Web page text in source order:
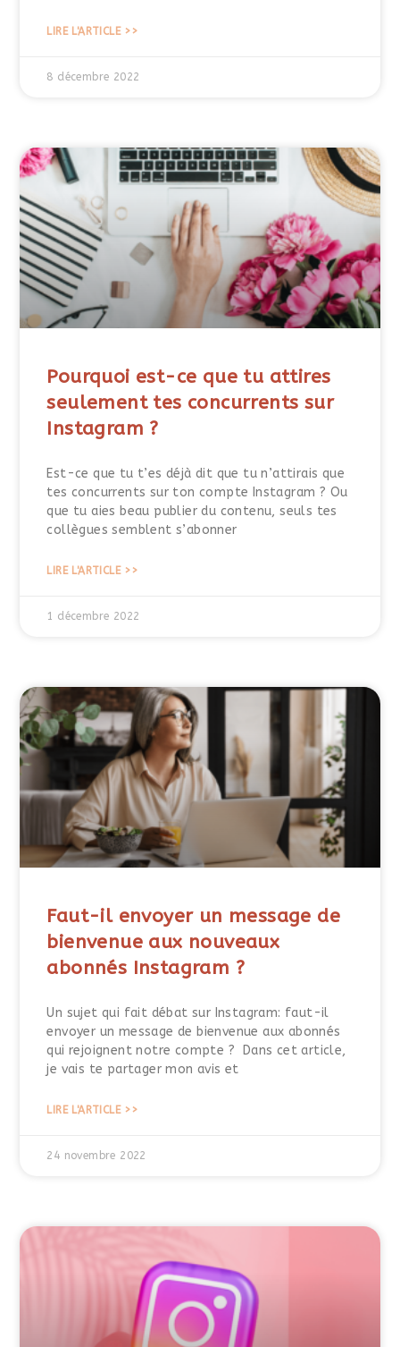
LIRE L'ARTICLE >>
8 décembre 2022
Pourquoi est-ce que tu attires
seulement tes concurrents sur
Instagram ?
Est-ce que tu t’es déjà dit que tu n’attirais que
tes concurrents sur ton compte Instagram ? Ou
que tu aies beau publier du contenu, seuls tes
collègues semblent s’abonner
LIRE L'ARTICLE >>
1 décembre 2022
Faut-il envoyer un message de
bienvenue aux nouveaux
abonnés Instagram ?
Un sujet qui fait débat sur Instagram: faut-il
envoyer un message de bienvenue aux abonnés
qui rejoignent notre compte ? Dans cet article,
je vais te partager mon avis et
LIRE L'ARTICLE >>
24 novembre 2022